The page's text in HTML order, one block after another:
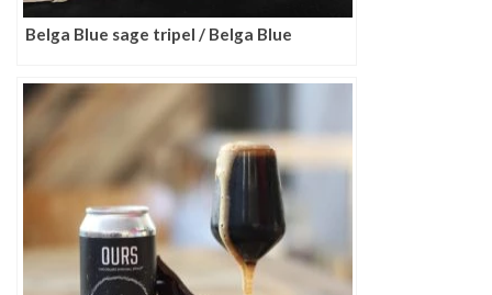
Belga Blue sage tripel / Belga Blue